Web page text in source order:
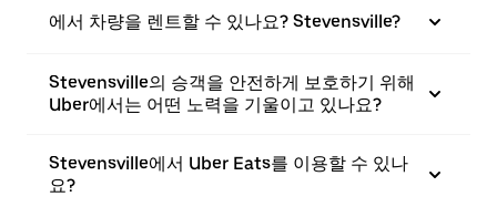
에서 차량을 렌트할 수 있나요? Stevensville?
Stevensville의 승객을 안전하게 보호하기 위해
Uber에서는 어떤 노력을 기울이고 있나요?
Stevensville에서 Uber Eats를 이용할 수 있나
요?